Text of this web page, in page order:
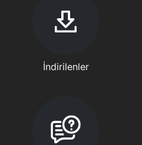
İndirilenler